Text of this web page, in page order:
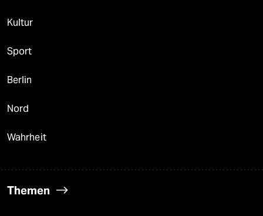
Kultur
Sport
Berlin
Nord
Wahrheit
Themen